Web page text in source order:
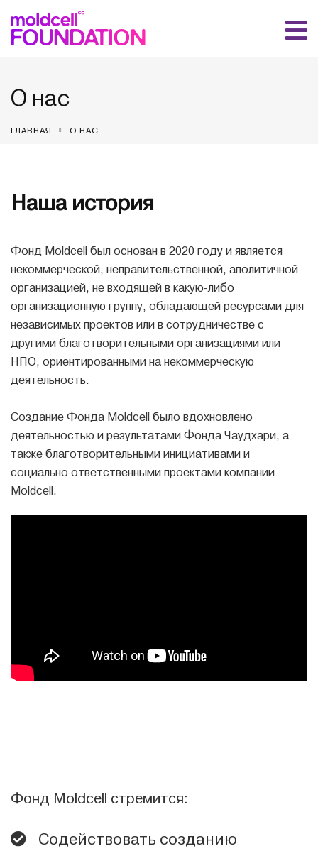
О нас
ГЛАВНАЯ О НАС
Наша история
Фонд Moldcell был основан в 2020 году и является
некоммерческой, неправительственной, аполитичной
организацией, не входящей в какую-либо
организационную группу, обладающей ресурсами для
независимых проектов или в сотрудничестве с
другими благотворительными организациями или
НПО, ориентированными на некоммерческую
деятельность.
Создание Фонда Moldcell было вдохновлено
деятельностью и результатами Фонда Чаудхари, а
также благотворительными инициативами и
социально ответственными проектами компании
Moldcell.
Фонд Moldcell стремится:
Содействовать созданию